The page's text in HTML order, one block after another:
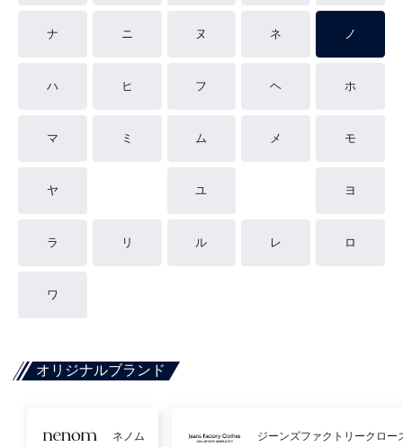
ナ ニ ヌ ネ ノ
ハ ヒ フ ヘ ホ
マ ミ ム メ モ
ヤ ユ ヨ
ラ リ ル レ ロ
ワ
オリジナルブランド
ネノム ジーンズファクトリークロー